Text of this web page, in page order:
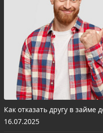
Как отказать другу в займе
16.07.2025